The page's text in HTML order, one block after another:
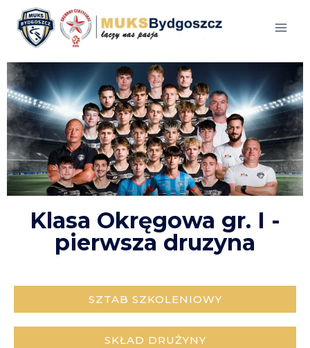
Klasa Okręgowa gr. I -
pierwsza druzyna
SZTAB SZKOLENIOWY
SKŁAD DRUŻYNY